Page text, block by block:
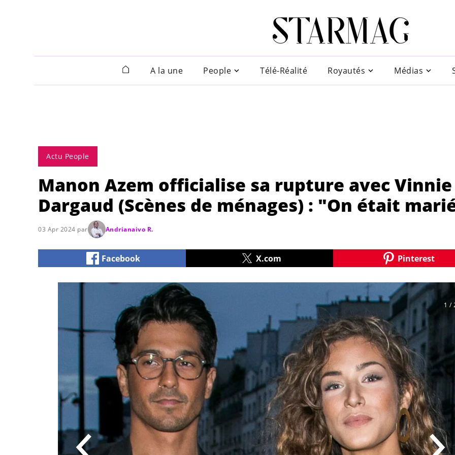
A la une People Télé-Réalité Royautés Médias
Actu People
Manon Azem officialise sa rupture avec Vinnie
Dargaud (Scènes de ménages) : "On était
03 Apr 2024 par Andrianaivo R.
Facebook X.com Pinterest
1 /